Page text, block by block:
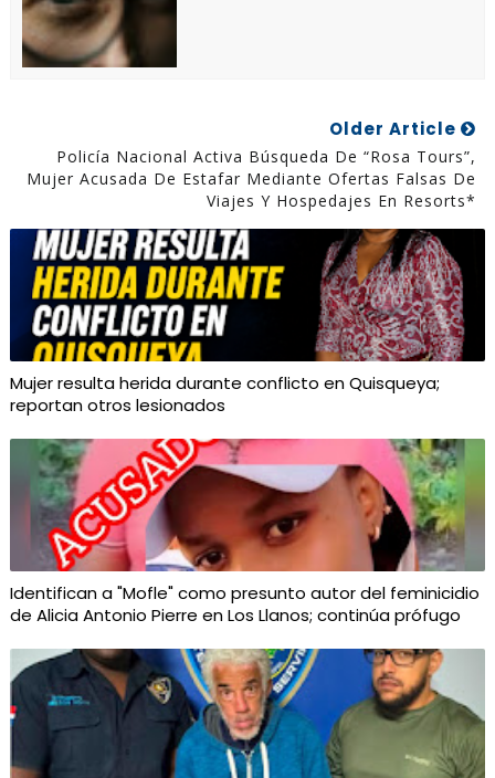
Older Article
Policía Nacional Activa Búsqueda De “Rosa Tours”,
Mujer Acusada De Estafar Mediante Ofertas Falsas De
Viajes Y Hospedajes En Resorts*
Mujer resulta herida durante conflicto en Quisqueya;
reportan otros lesionados
Identifican a "Mofle" como presunto autor del feminicidio
de Alicia Antonio Pierre en Los Llanos; continúa prófugo